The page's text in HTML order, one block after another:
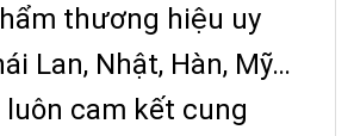
thương hiệu uy
Lan, Nhật, Hàn, Mỹ…
luôn cam kết cung